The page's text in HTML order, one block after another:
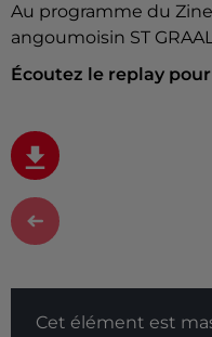
Au programme du
angoumoisin ST
Écoutez le replay
Cet élément est